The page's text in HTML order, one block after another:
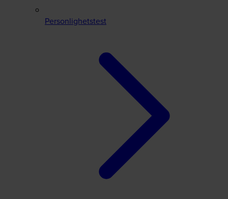
Personlighetstest